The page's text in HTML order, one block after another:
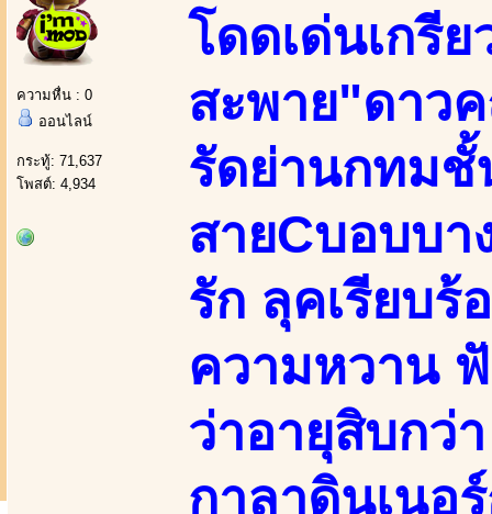
ความหื่น : 0
ออนไลน์
กระทู้: 71,637
โพสต์: 4,934
โดดเด่นเกรี
สะพาย"ดาว
รัดย่านกทมชั้
สายCบอบบา
รัก ลุคเรียบ
ความหวาน ฟั
ว่าอายุสิบกว่
กาลาดินเนอ